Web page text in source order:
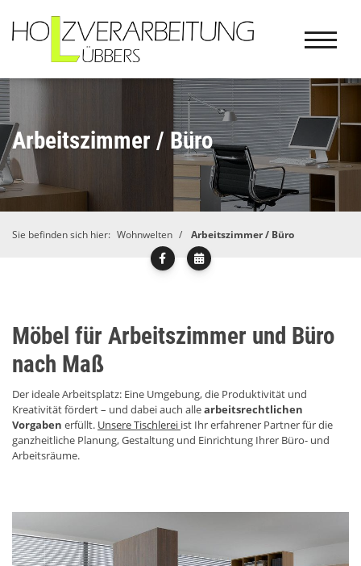
Arbeitszimmer / Büro
Sie befinden sich hier: Wohnwelten Arbeitszimmer / Büro
Möbel für Arbeitszimmer und Büro
nach Maß
Der ideale Arbeitsplatz: Eine Umgebung, die Produktivität und
Kreativität fördert – und dabei auch allearbeitsrechtlichen
Vorgaben erfüllt. Unsere Tischlerei ist Ihr erfahrener Partner für die
ganzheitliche Planung, Gestaltung und Einrichtung Ihrer Büro- und
Arbeitsräume.